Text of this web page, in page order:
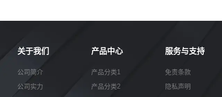
关于我们
公司简介
公司实力
产品中心
产品分类1
产品分类2
服务与支持
免责条款
隐私声明